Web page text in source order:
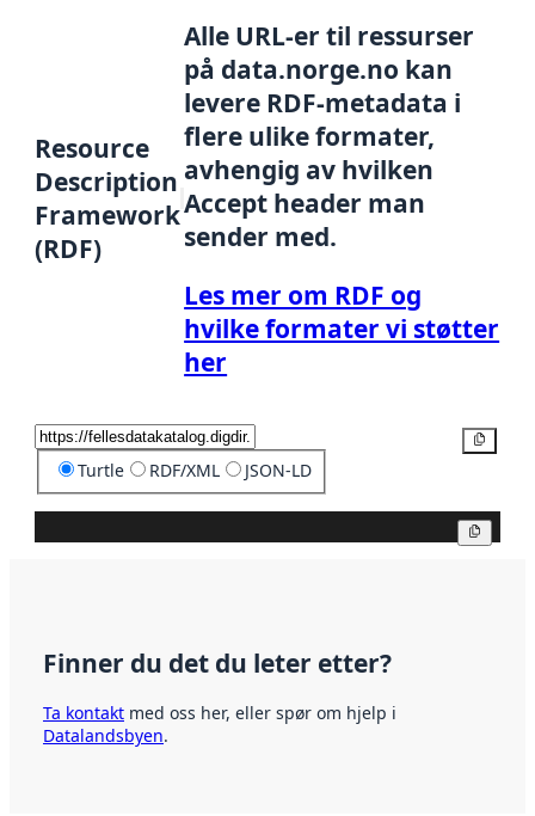
Resource
Description
Framework
(RDF)
Alle URL-er til ressurser
på data.norge.no kan
levere RDF-metadata i
flere ulike formater,
avhengig av hvilken
Accept header man
sender med.
Les mer om RDF og
hvilke formater vi støtter
her
Turtle RDF/XML JSON-LD
Finner du det du leter etter?
Ta kontakt med oss her, eller spør om hjelp i
Datalandsbyen.